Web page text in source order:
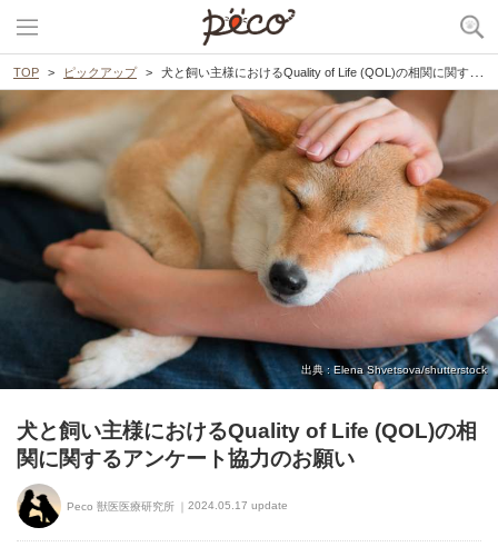
TOP ピックアップ 犬と飼い主様におけるQuality of Life (QOL)の相関に関するアンケート協力のお願い
出典 : Elena Shvetsova/shutterstock
犬と飼い主様におけるQuality of Life (QOL)の相
関に関するアンケート協力のお願い
Peco 獣医医療研究所 2024.05.17 update